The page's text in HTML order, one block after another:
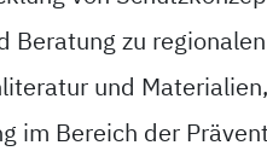
Beratung zu
und Materialien,
im Bereich der